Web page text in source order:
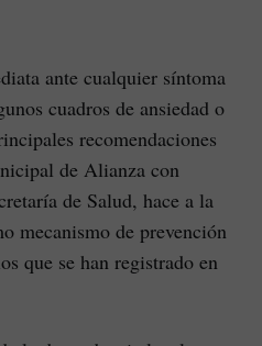
ante cualquier síntoma
cuadros de ansiedad o
recomendaciones
de Alianza con
de Salud, hace a la
mecanismo de prevención
que se han registrado en